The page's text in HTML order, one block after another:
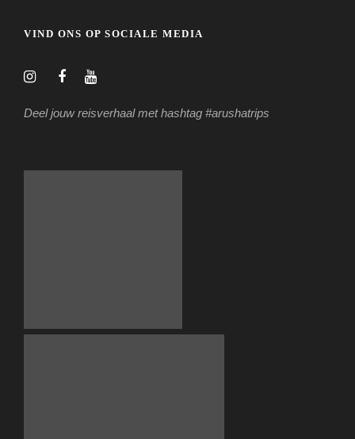
VIND ONS OP SOCIALE MEDIA
Deel jouw reisverhaal met hashtag #arushatrips